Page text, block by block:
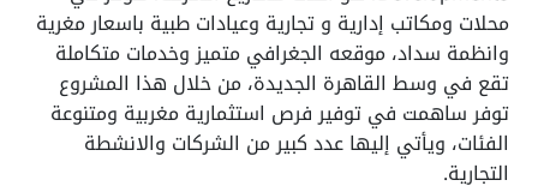
محلات ومكاتب إدارية و تجارية وعيادات طبية باسعار مغرية
وانظمة سداد، موقعه الجغرافي متميز وخدمات متكاملة
تقع في وسط القاهرة الجديدة، من خلال هذا المشروع
توفر ساهمت في توفير فرص استثمارية مغربية ومتنوعة
الفئات، ويأتي إليها عدد كبير من الشركات والانشطة
التجارية.